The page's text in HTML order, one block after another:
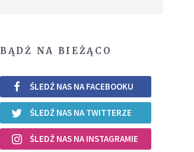
BĄDŹ NA BIEŻĄCO
ŚLEDŹ NAS NA FACEBOOKU
ŚLEDŹ NAS NA TWITTERZE
ŚLEDŹ NAS NA INSTAGRAMIE